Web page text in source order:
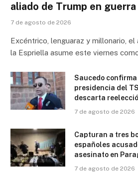
aliado de Trump en
7 de agosto de 2026
Excéntrico, lenguaraz y millonario,
la Espriella asume este viernes
Saucedo
presidencia del
descarta
7 de agosto de 2026
Capturan a tres
españoles
asesinato en
7 de agosto de 2026